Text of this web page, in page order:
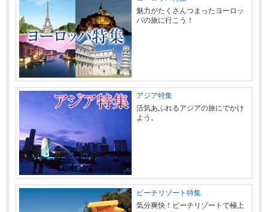
魅力がたくさんつまったヨーロッ
パの旅に行こう！
アジア特集
活気あふれるアジアの旅にでかけ
よう。
ビーチリゾート特集
気分爽快！ビーチリゾートで極上